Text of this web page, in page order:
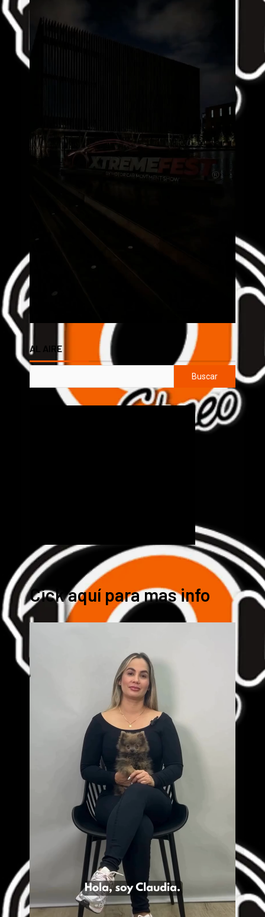
AL AIRE
Buscar
Cick aquí para mas info